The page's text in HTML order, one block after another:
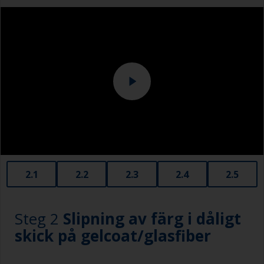
2.1 2.2 2.3 2.4 2.5
Steg 2 Slipning av färg i dåligt
skick på gelcoat/glasfiber